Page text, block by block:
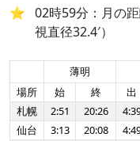
02時59分：月の
視直径32.4′）
薄明
場所
始 終 出
札幌
2:51 20:26
仙台
3:13 20:08